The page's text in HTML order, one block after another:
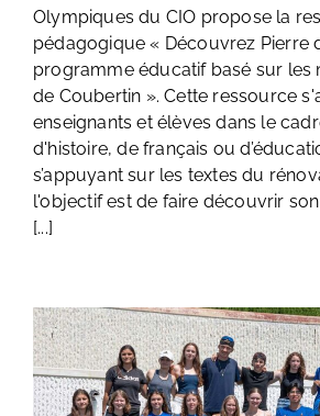
Olympiques du CIO propose la
pédagogique « Découvrez Pierre
programme éducatif basé sur les
de Coubertin ». Cette ressource
enseignants et élèves dans le
d'histoire, de français ou
s’appuyant sur les textes du
l'objectif est de faire découvrir
[...]